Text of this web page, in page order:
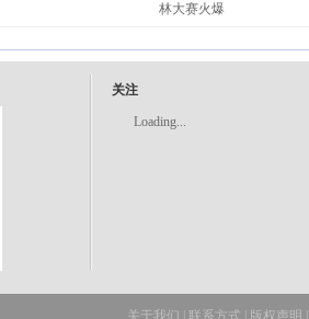
林大赛火爆
关注
Loading...
关于我们 联系方式 版权声明